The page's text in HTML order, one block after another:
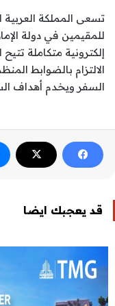
تسعى المملكة
للمقيمين في دولة
إلكترونية متكاملة
الالتزام بالضوابط
السفر ويخدم أهداف
قد يعجبك ايضا